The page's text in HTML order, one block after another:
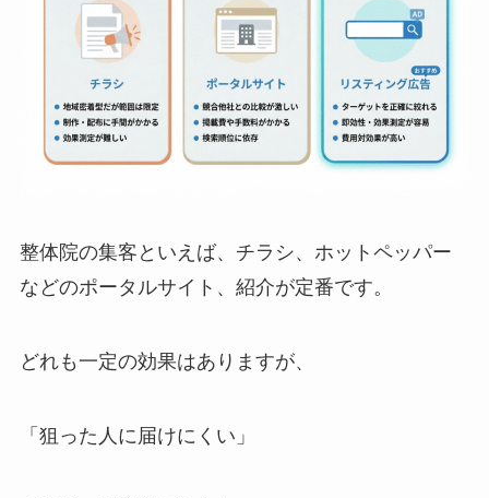
整体院の集客といえば、チラシ、ホットペッパー
などのポータルサイト、紹介が定番です。
どれも一定の効果はありますが、
「狙った人に届けにくい」